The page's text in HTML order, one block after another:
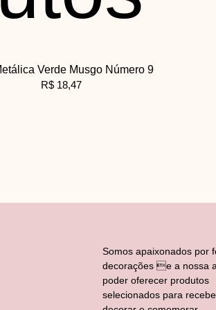
Verde Musgo Número 9
R$18,47
Somos apaixonados por
decorações e a nossa
poder oferecer produtos
selecionados para